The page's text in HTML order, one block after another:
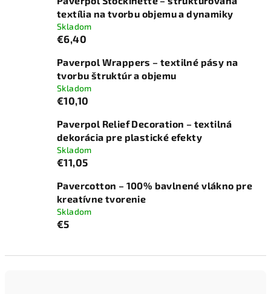
textília na tvorbu objemu a dynamiky
Skladom
€6,40
Paverpol Wrappers – textilné pásy na
tvorbu štruktúr a objemu
Skladom
€10,10
Paverpol Relief Decoration – textilná
dekorácia pre plastické efekty
Skladom
€11,05
Pavercotton – 100% bavlnené vlákno pre
kreatívne tvorenie
Skladom
€5